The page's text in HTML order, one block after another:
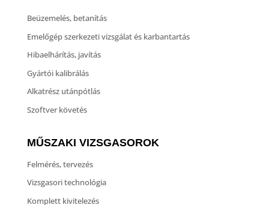
Beüzemelés, betanítás
Emelőgép szerkezeti vizsgálat és karbantartás
Hibaelhárítás, javítás
Gyártói kalibrálás
Alkatrész utánpótlás
Szoftver követés
MŰSZAKI VIZSGASOROK
Felmérés, tervezés
Vizsgasori technológia
Komplett kivitelezés